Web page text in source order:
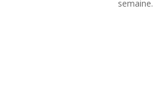
semaine.